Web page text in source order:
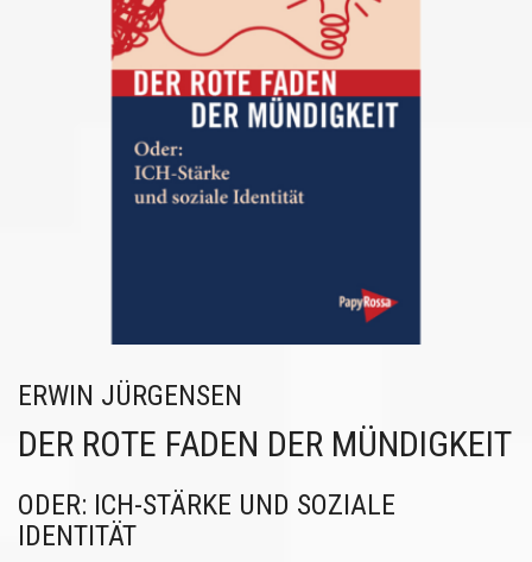
ERWIN JÜRGENSEN
DER ROTE FADEN DER MÜNDIGKEIT
ODER: ICH-STÄRKE UND SOZIALE
IDENTITÄT